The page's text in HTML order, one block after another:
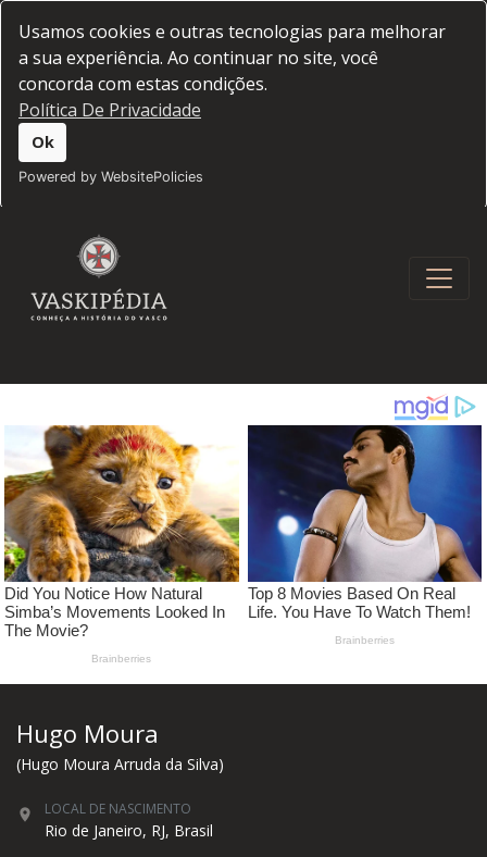
Usamos cookies e outras tecnologias para melhorar
a sua experiência. Ao continuar no site, você
concorda com estas condições.
Política De Privacidade
Ok
Powered by WebsitePolicies
Hugo Moura
(Hugo Moura Arruda da Silva)
LOCAL DE NASCIMENTO
Rio de Janeiro, RJ, Brasil